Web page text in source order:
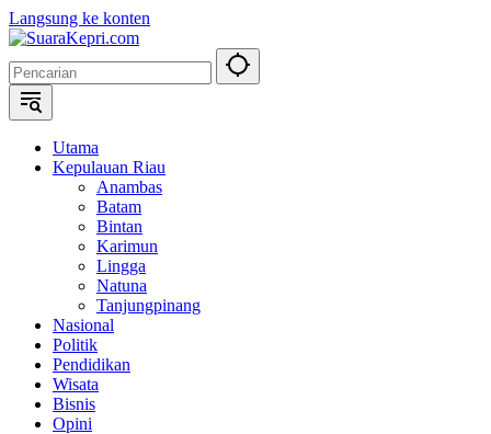
Langsung ke konten
Utama
Kepulauan Riau
Anambas
Batam
Bintan
Karimun
Lingga
Natuna
Tanjungpinang
Nasional
Politik
Pendidikan
Wisata
Bisnis
Opini